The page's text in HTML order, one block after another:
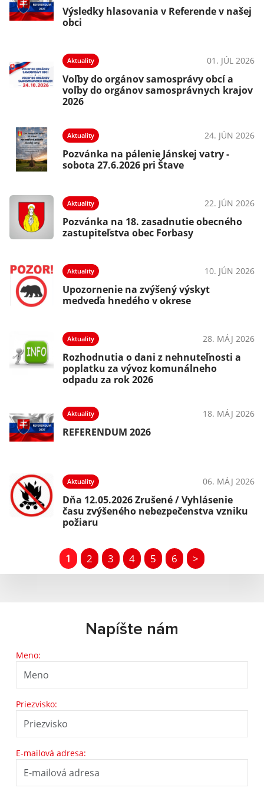
Výsledky hlasovania v Referende v našej
obci
Aktuality 01. JÚL 2026
Voľby do orgánov samosprávy obcí a
voľby do orgánov samosprávnych krajov
2026
Aktuality 24. JÚN 2026
Pozvánka na pálenie Jánskej vatry -
sobota 27.6.2026 pri Štave
Aktuality 22. JÚN 2026
Pozvánka na 18. zasadnutie obecného
zastupiteľstva obec Forbasy
Aktuality 10. JÚN 2026
Upozornenie na zvýšený výskyt
medveďa hnedého v okrese
Aktuality 28. MÁJ 2026
Rozhodnutia o dani z nehnuteľnosti a
poplatku za vývoz komunálneho
odpadu za rok 2026
Aktuality 18. MÁJ 2026
REFERENDUM 2026
Aktuality 06. MÁJ 2026
Dňa 12.05.2026 Zrušené / Vyhlásenie
času zvýšeného nebezpečenstva vzniku
požiaru
1 2 3 4 5 6 >
Napíšte nám
Meno:
Priezvisko:
E-mailová adresa: